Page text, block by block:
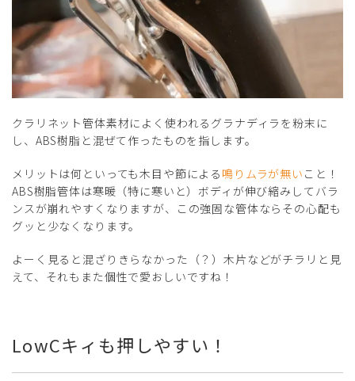
クラリネット管体素材によく使われるグラナディラを粉末に
し、ABS樹脂と混ぜて作ったものを指します。
メリットは何といっても木目や節による 鳴りムラが無い こと！
ABS樹脂管体は寒暖（特に寒いと）ボディが伸び縮みしてバラ
ンスが崩れやすくなりますが、この強固な管体ならその心配も
グッと少なくなります。
よーく見ると混ざりきらなかった（？）木片などがチラリと見
えて、それもまた個性で愛おしいですね！
LowCキィも押しやすい！